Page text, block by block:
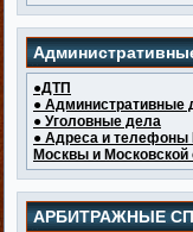
●ДТП
● Административные
● Уголовные дела
● Адреса и телефоны
Москвы и Московской
АРБИТРАЖНЫЕ